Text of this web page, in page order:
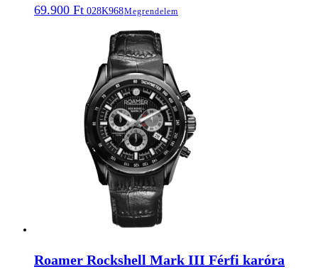
69.900 Ft 028K968Megrendelem
Roamer Rockshell Mark III Férfi karóra